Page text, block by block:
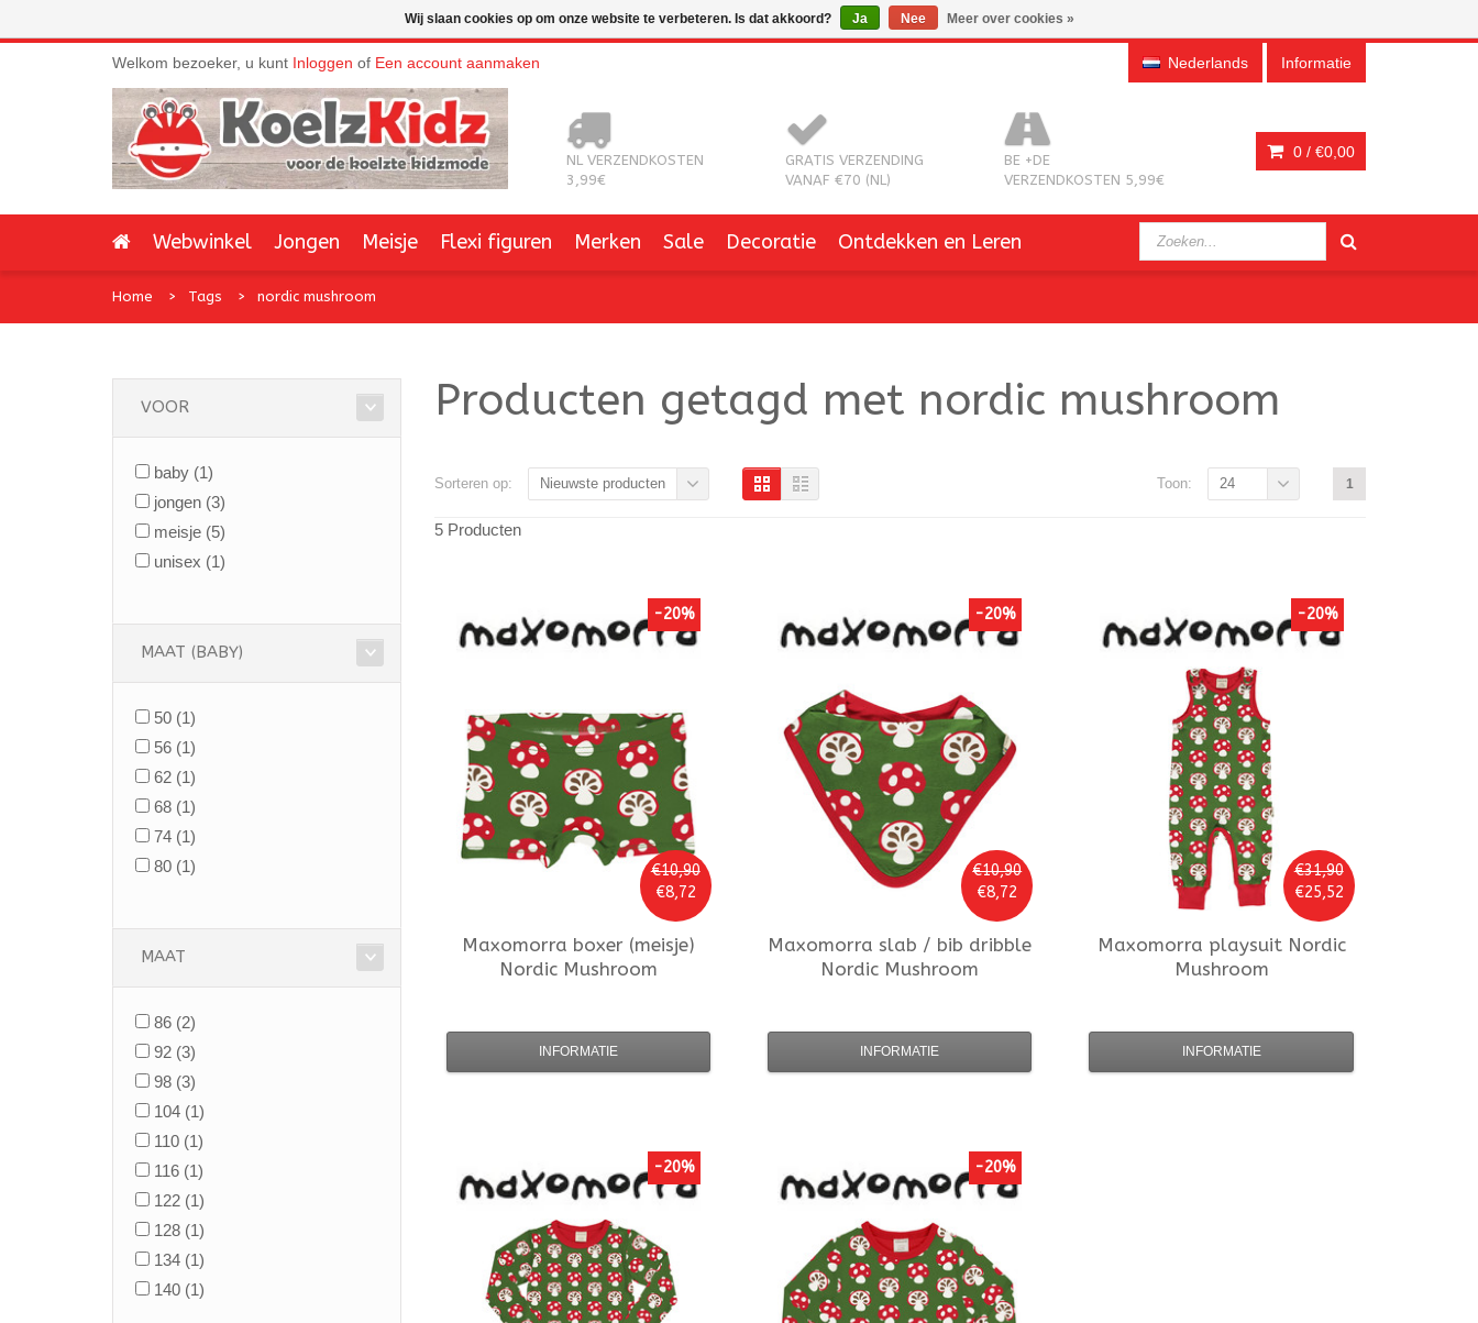
Welkom bezoeker, u kunt Inloggen of Een account aanmaken Nederlands Informatie
NL VERZENDKOSTEN
3,99€
GRATIS VERZENDING
VANAF €70 (NL)
BE +DE
VERZENDKOSTEN 5,99€
0 / €0,00
Webwinkel Jongen Meisje Flexi figuren Merken Sale Decoratie Ontdekken en Leren
Home Tags nordic mushroom
VOOR
baby (1)
jongen (3)
meisje (5)
unisex (1)
MAAT (BABY)
50 (1)
56 (1)
62 (1)
68 (1)
74 (1)
80 (1)
MAAT
86 (2)
92 (3)
98 (3)
104 (1)
110 (1)
116 (1)
122 (1)
128 (1)
134 (1)
140 (1)
Producten getagd met nordic mushroom
Sorteren op: Nieuwste producten 1
Toon: 24
5 Producten
€10,90
€8,72
-20%
Maxomorra boxer (meisje)
Nordic Mushroom
INFORMATIE
€10,90
€8,72
-20%
Maxomorra slab / bib dribble
Nordic Mushroom
INFORMATIE
€31,90
€25,52
-20%
Maxomorra playsuit Nordic
Mushroom
INFORMATIE
-20% -20%
Wij slaan cookies op om onze website te verbeteren. Is dat akkoord? Ja Nee Meer over cookies »